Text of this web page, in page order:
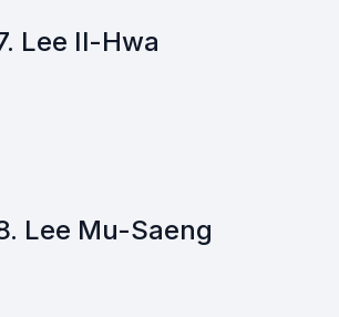
Lee Il-Hwa
Lee Mu-Saeng